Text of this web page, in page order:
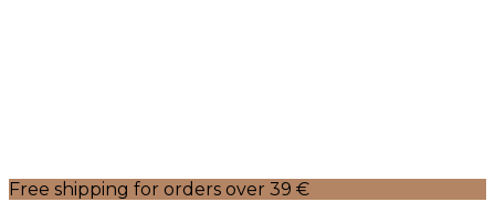
Free shipping for orders over 39 €